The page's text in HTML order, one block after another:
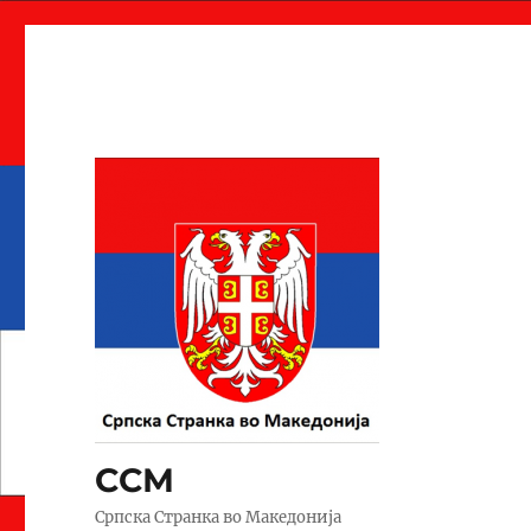
ССМ
Српска Странка во Македонија